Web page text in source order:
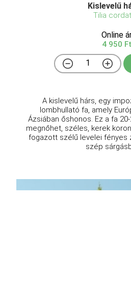
Kislevelű
Tilia
Online
4 950 Ft
A kislevelű hárs, egy
lombhullató fa, amely
Ázsiában őshonos. Ez a fa
megnőhet, széles, kerek
fogazott szélű levelei fényes
szép